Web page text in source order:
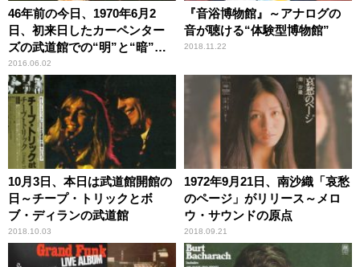
46年前の今日、1970年6月2
日、初来日したカーペンター
ズの武道館での“明”と“暗”
【大人のMusic Calendar】
2016.06.02
『音浴博物館』～アナログの
音が聴ける“体験型博物館”
2018.11.22
10月3日、本日は武道館開館の
日～チープ・トリックとボ
ブ・ディランの武道館
2018.10.03
1972年9月21日、南沙織「哀愁
のページ」がリリース～メロ
ウ・サウンドの原点
2018.09.21